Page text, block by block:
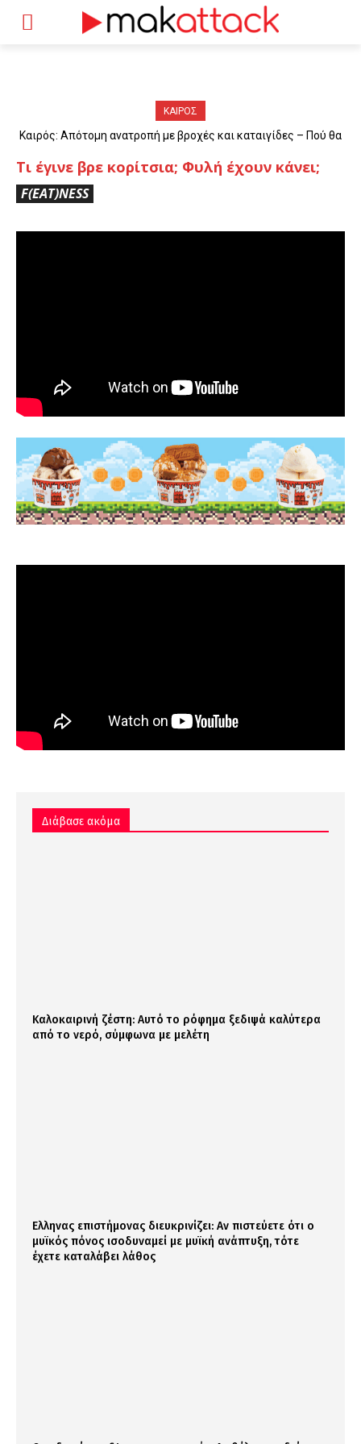
ΚΑΙΡΟΣ
Καιρός: Απότομη ανατροπή με βροχές και καταιγίδες – Πού θα
Τι έγινε βρε κορίτσια; Φυλή έχουν κάνει;
F(EAT)NESS
Διάβασε ακόμα
Καλοκαιρινή ζέστη: Αυτό το ρόφημα ξεδιψά καλύτερα
από το νερό, σύμφωνα με μελέτη
Ελληνας επιστήμονας διευκρινίζει: Αν πιστεύετε ότι ο
μυϊκός πόνος ισοδυναμεί με μυϊκή ανάπτυξη, τότε
έχετε καταλάβει λάθος